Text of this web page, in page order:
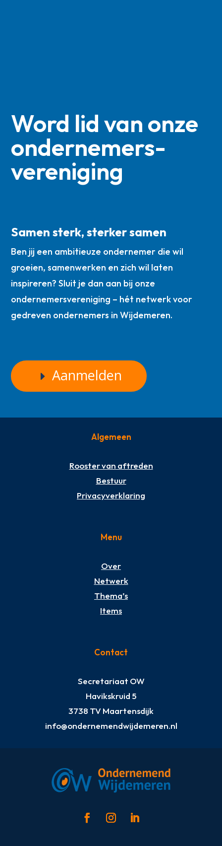
Word lid van onze
ondernemers­
vereniging
Samen sterk, sterker samen
Ben jij een ambitieuze ondernemer die wil
groeien, samenwerken en zich wil laten
inspireren? Sluit je dan aan bij onze
ondernemersvereniging – hét netwerk voor
gedreven ondernemers in Wijdemeren.
Aanmelden
Algemeen
Rooster van aftreden
Bestuur
Privacyverklaring
Menu
Over
Netwerk
Thema’s
Items
Contact
Secretariaat OW
Havikskruid 5
3738 TV Maartensdijk
info@ondernemendwijdemeren.nl